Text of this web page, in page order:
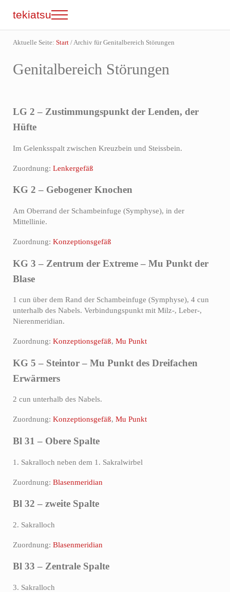
tekiatsu Menu
Aktuelle Seite: Start /Archiv für Genitalbereich Störungen
Genitalbereich Störungen
LG 2 – Zustimmungspunkt der Lenden, der
Hüfte
Im Gelenksspalt zwischen Kreuzbein und Steissbein.
Zuordnung: Lenkergefäß
KG 2 – Gebogener Knochen
Am Oberrand der Schambeinfuge (Symphyse), in der
Mittellinie.
Zuordnung: Konzeptionsgefäß
KG 3 – Zentrum der Extreme – Mu Punkt der
Blase
1 cun über dem Rand der Schambeinfuge (Symphyse), 4 cun
unterhalb des Nabels. Verbindungspunkt mit Milz-, Leber-,
Nierenmeridian.
Zuordnung: Konzeptionsgefäß, Mu Punkt
KG 5 – Steintor – Mu Punkt des Dreifachen
Erwärmers
2 cun unterhalb des Nabels.
Zuordnung: Konzeptionsgefäß, Mu Punkt
Bl 31 – Obere Spalte
1. Sakralloch neben dem 1. Sakralwirbel
Zuordnung: Blasenmeridian
Bl 32 – zweite Spalte
2. Sakralloch
Zuordnung: Blasenmeridian
Bl 33 – Zentrale Spalte
3. Sakralloch